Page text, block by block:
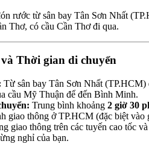
rước từ sân bay Tân Sơn Nhất
Thơ, có cầu Cần Thơ đi qua.
Thời gian di chuyển
Từ sân bay Tân Sơn Nhất
cầu Mỹ Thuận để đến Bình Minh.
Trung bình khoảng 2 giờ 30
giao thông ở TP.HCM (đặc biệt vào
giao thông trên các tuyến cao tốc
nghỉ của bạn.